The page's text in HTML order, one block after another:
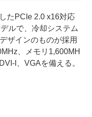
たPCIe 2.0 x16対応
ルで、冷却システム
ザインのものが採用
、メモリ1,600MH
I、VGAを備える。